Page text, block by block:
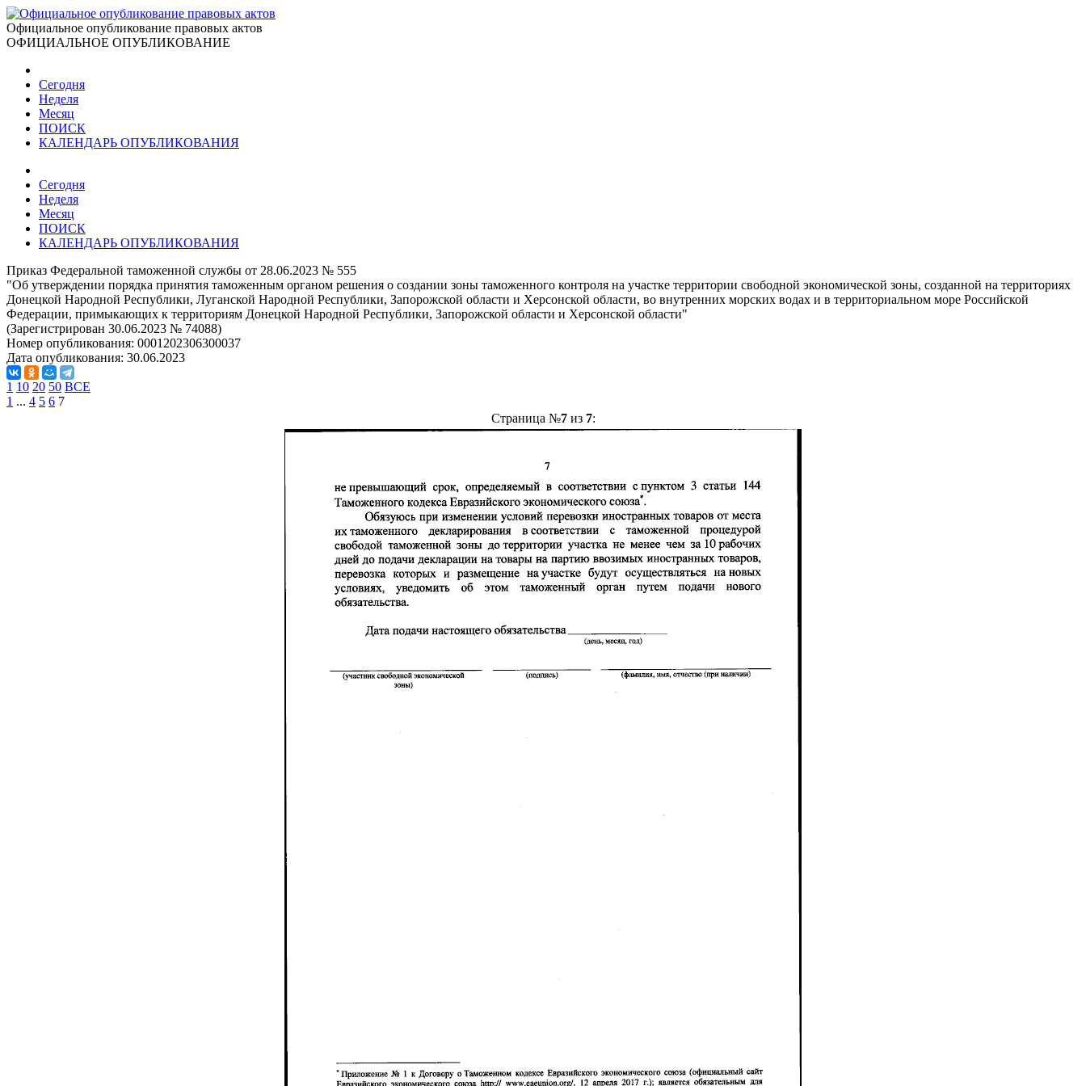
Официальное опубликование правовых актов
ОФИЦИАЛЬНОЕ ОПУБЛИКОВАНИЕ
Сегодня
Неделя
Месяц
ПОИСК
КАЛЕНДАРЬ ОПУБЛИКОВАНИЯ
Сегодня
Неделя
Месяц
ПОИСК
КАЛЕНДАРЬ ОПУБЛИКОВАНИЯ
Приказ Федеральной таможенной службы от 28.06.2023 № 555
"Об утверждении порядка принятия таможенным органом решения о создании зоны таможенного контроля на участке территории свободной экономической зоны, созданной на территориях
Донецкой Народной Республики, Луганской Народной Республики, Запорожской области и Херсонской области, во внутренних морских водах и в территориальном море Российской
Федерации, примыкающих к территориям Донецкой Народной Республики, Запорожской области и Херсонской области"
(Зарегистрирован 30.06.2023 № 74088)
Номер опубликования: 0001202306300037
Дата опубликования: 30.06.2023
1 10 20 50 ВСЕ
1 ... 4 5 6 7
Страница №7из 7: